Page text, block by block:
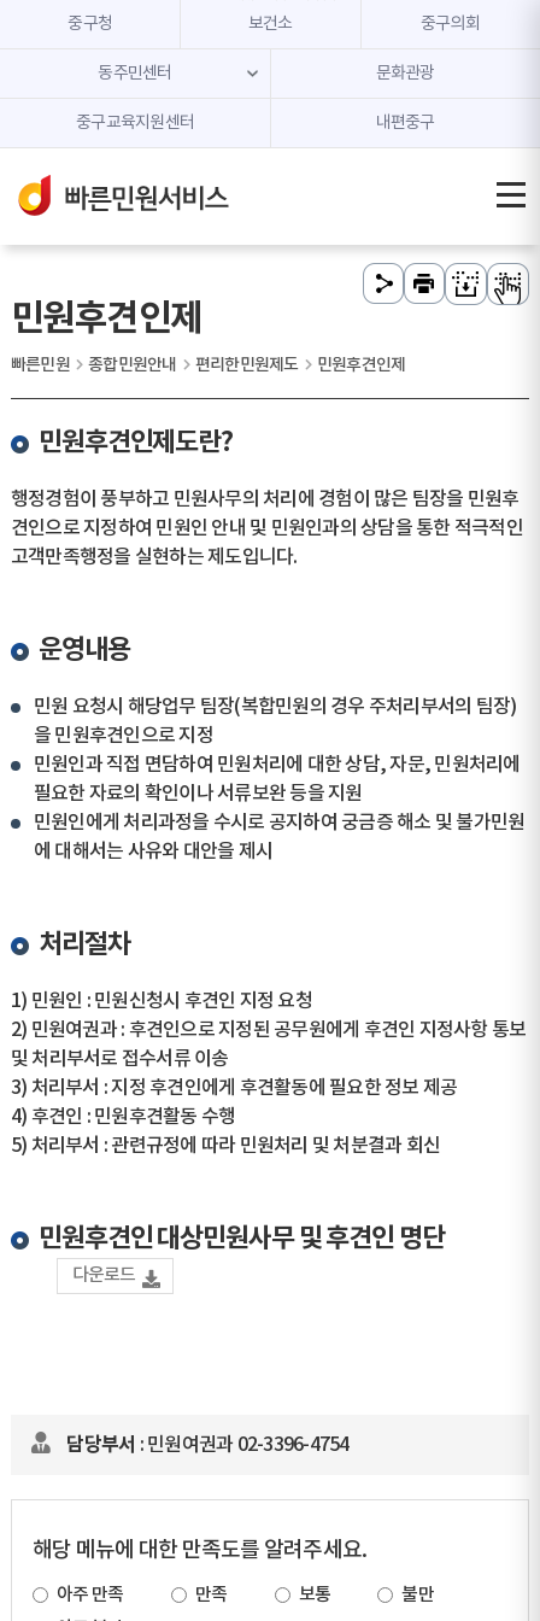
본문 내용 바로가기
주메뉴 바로가기
중구청 보건소 중구의회
동주민센터 문화관광
중구교육지원센터 내편중구
민원후견인제
빠른민원 종합민원안내 편리한민원제도 민원후견인제
민원후견인제도란?
행정경험이 풍부하고 민원사무의 처리에 경험이 많은 팀장을 민원후
견인으로 지정하여 민원인 안내 및 민원인과의 상담을 통한 적극적인
고객만족행정을 실현하는 제도입니다.
운영내용
민원 요청시 해당업무 팀장(복합민원의 경우 주처리부서의 팀장)
을 민원후견인으로 지정
민원인과 직접 면담하여 민원처리에 대한 상담, 자문, 민원처리에
필요한 자료의 확인이나 서류보완 등을 지원
민원인에게 처리과정을 수시로 공지하여 궁금증 해소 및 불가민원
에 대해서는 사유와 대안을 제시
처리절차
1) 민원인 : 민원신청시 후견인 지정 요청
2) 민원여권과 : 후견인으로 지정된 공무원에게 후견인 지정사항 통보
및 처리부서로 접수서류 이송
3) 처리부서 : 지정 후견인에게 후견활동에 필요한 정보 제공
4) 후견인 : 민원후견활동 수행
5) 처리부서 : 관련규정에 따라 민원처리 및 처분결과 회신
민원후견인 대상민원사무 및 후견인 명단
다운로드
담당부서 : 민원여권과 02-3396-4754
해당 메뉴에 대한 만족도를 알려주세요.
아주 만족 만족 보통
불만